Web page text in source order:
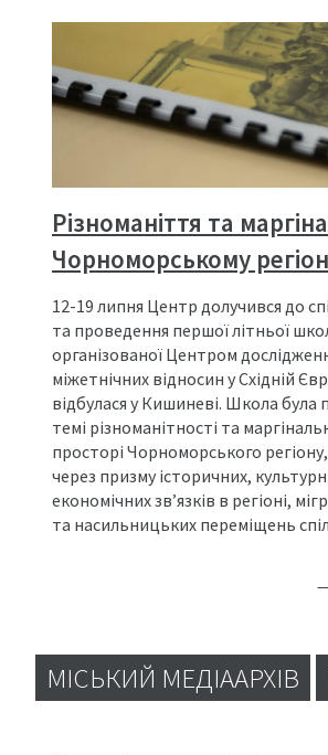
Різноманіття та
Чорноморському
12-19 липня Центр долучився до
та проведення першої літньої
організованої Центром
міжетнічних відносин у Східній
відбулася у Кишиневі. Школа була
темі різноманітності та
просторі Чорноморського
через призму історичних,
економічних зв’язків в регіоні,
та насильницьких переміщень
МІСЬКИЙ МЕДІААРХІВ